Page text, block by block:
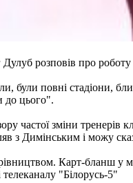
розповів про роботу
були повні стадіони,
до цього".
частої зміни
з Димінським і можу
Карт-бланш
"Білорусь-5"